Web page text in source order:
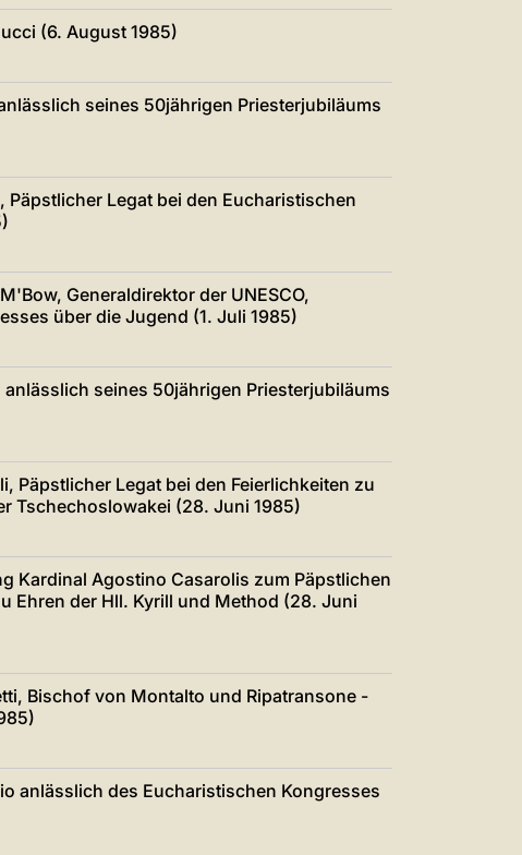
(6. August 1985)
seines 50jährigen Priesterjubiläums
Legat bei den Eucharistischen
Generaldirektor der UNESCO,
über die Jugend (1. Juli 1985)
seines 50jährigen Priesterjubiläums
Päpstlicher Legat bei den Feierlichkeiten zu
Tschechoslowakei (28. Juni 1985)
Kardinal Agostino Casarolis zum Päpstlichen
Ehren der Hll. Kyrill und Method (28. Juni
Bischof von Montalto und Ripatransone -
anlässlich des Eucharistischen Kongresses